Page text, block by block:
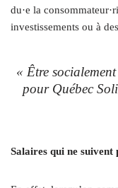
du·e la
investissements ou à des
« Être
pour Québec
Salaires qui ne suivent